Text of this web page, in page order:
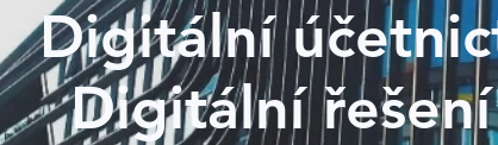
Digitální
Digitální